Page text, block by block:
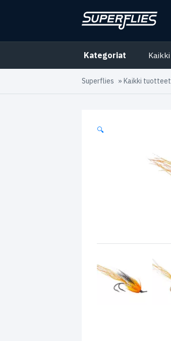
Kategoriat Kaikki
Superflies » Kaikki tuotteet
🔍